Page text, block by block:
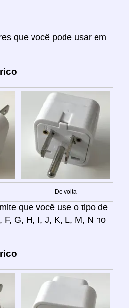
que você pode usar em
De volta
que você use o tipo de
F, G, H, I, J, K, L, M, N no